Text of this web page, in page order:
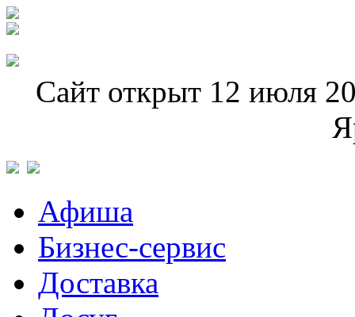
Сайт открыт 12 июля
Афиша
Бизнес-сервис
Доставка